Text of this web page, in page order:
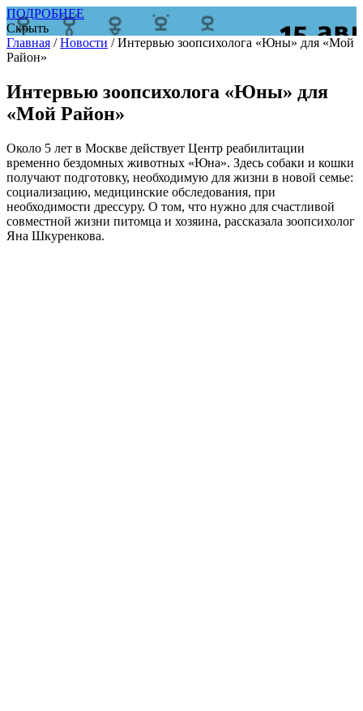
ПОДРОБНЕЕ
Скрыть
Главная / Новости / Интервью зоопсихолога «Юны» для «Мой
Район»
Интервью зоопсихолога «Юны» для
«Мой Район»
Около 5 лет в Москве действует Центр реабилитации
временно бездомных животных «Юна». Здесь собаки и кошки
получают подготовку, необходимую для жизни в новой семье:
социализацию, медицинские обследования, при
необходимости дрессуру. О том, что нужно для счастливой
совместной жизни питомца и хозяина, рассказала зоопсихолог
Яна Шкуренкова.